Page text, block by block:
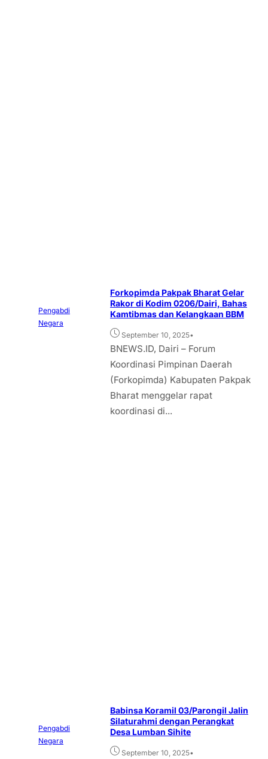
Pengabdi
Negara
Forkopimda Pakpak Bharat Gelar
Rakor di Kodim 0206/Dairi, Bahas
Kamtibmas dan Kelangkaan BBM
September 10, 2025•
BNEWS.ID, Dairi – Forum
Koordinasi Pimpinan Daerah
(Forkopimda) Kabupaten Pakpak
Bharat menggelar rapat
koordinasi di...
Pengabdi
Negara
Babinsa Koramil 03/Parongil Jalin
Silaturahmi dengan Perangkat
Desa Lumban Sihite
September 10, 2025•